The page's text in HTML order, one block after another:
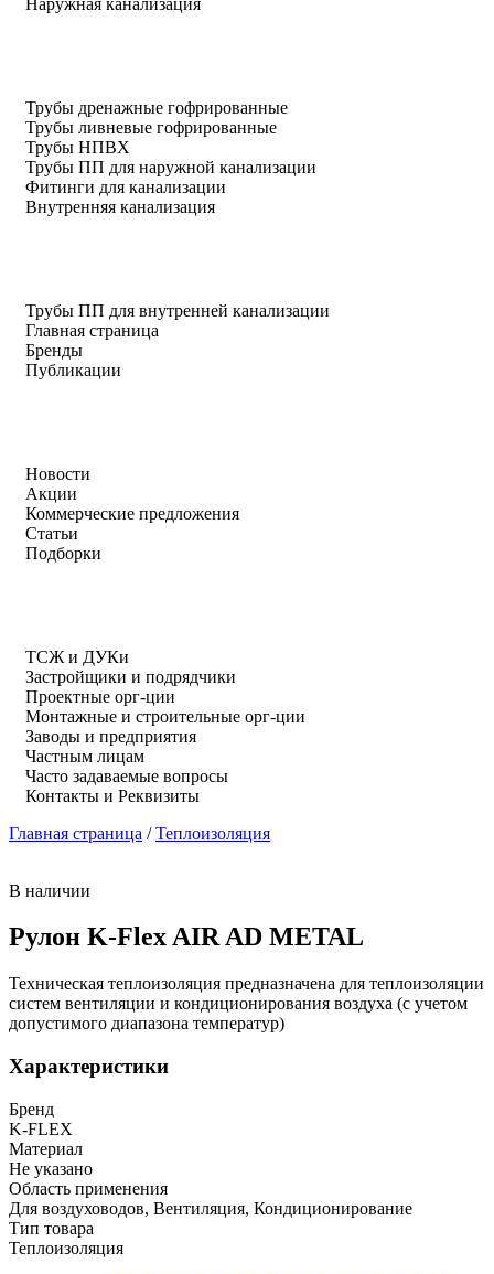
Трубы дренажные гофрированные
Трубы ливневые гофрированные
Трубы НПВХ
Трубы ПП для наружной канализации
Фитинги для канализации
Внутренняя канализация
Трубы ПП для внутренней канализации
Главная страница
Бренды
Публикации
Новости
Акции
Коммерческие предложения
Статьи
Подборки
ТСЖ и ДУКи
Застройщики и подрядчики
Проектные орг-ции
Монтажные и строительные орг-ции
Заводы и предприятия
Частным лицам
Часто задаваемые вопросы
Контакты и Реквизиты
Главная страница /Теплоизоляция
В наличии
Рулон K-Flex AIR AD METAL
Техническая теплоизоляция предназначена для теплоизоляции
систем вентиляции и кондиционирования воздуха (с учетом
допустимого диапазона температур)
Характеристики
Бренд
K-FLEX
Материал
Не указано
Область применения
Для воздуховодов, Вентиляция, Кондиционирование
Тип товара
Теплоизоляция